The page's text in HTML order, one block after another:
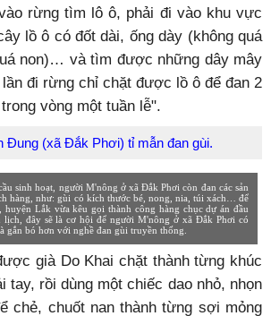
rừng tìm lô ô, phải đi vào khu vực
lồ ô có đốt dài, ống dày (không quá
non)… và tìm được những dây mây
đi rừng chỉ chặt được lồ ô để đan 2
vòng một tuần lễ".
Đung (xã Đắk Phơi) tỉ mẫn đan gùi.
sinh hoạt, người M'nông ở xã Đắk Phơi còn đan các sản
hàng, như: gùi có kích thước bé, nong, nia, túi xách… để
Lắk vừa kêu gọi thành công hàng chục dự án đầu
đây sẽ là cơ hội để người M'nông ở xã Đắk Phơi có
gắn bó hơn với nghề đan gùi truyền thống.
già Do Khai chặt thành từng khúc
tay, rồi dùng một chiếc dao nhỏ, nhọn
chẻ, chuốt nan thành từng sợi mỏng